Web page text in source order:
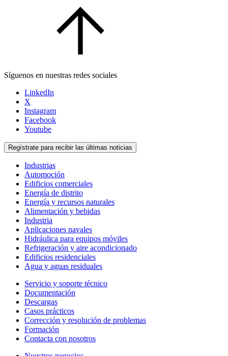
Síguenos en nuestras redes sociales
LinkedIn
X
Instagram
Facebook
Youtube
Regístrate para recibir las últimas noticias
Industrias
Automoción
Edificios comerciales
Energía de distrito
Energía y recursos naturales
Alimentación y bebidas
Industria
Aplicaciones navales
Hidráulica para equipos móviles
Refrigeración y aire acondicionado
Edificios residenciales
Agua y aguas residuales
Servicio y soporte técnico
Documentación
Descargas
Casos prácticos
Corrección y resolución de problemas
Formación
Contacta con nosotros